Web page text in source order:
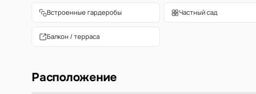
Встроенные гардеробы Частный сад
Балкон / терраса
Расположение